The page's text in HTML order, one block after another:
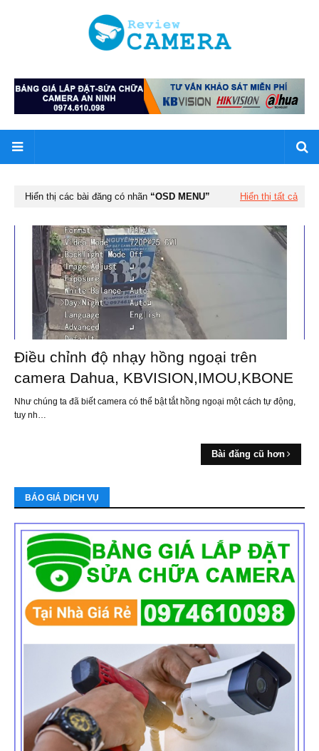
Hiển thị các bài đăng có nhãn OSD MENU Hiển thị tất cả
Điều chỉnh độ nhạy hồng ngoại trên
camera Dahua, KBVISION,IMOU,KBONE
Như chúng ta đã biết camera có thể bật tắt hồng ngoại một cách tự động,
tuy nh…
Bài đăng cũ hơn
BÁO GIÁ DỊCH VỤ